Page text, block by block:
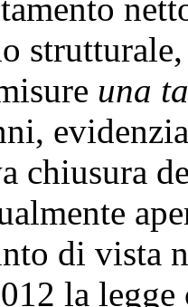
una
chiusura
vista
la